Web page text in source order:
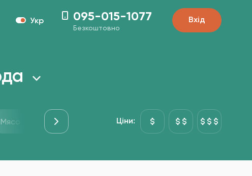
Укр 095-015-1077
Безкоштовно
Вхід
Мясо Основні страви Риба&Море Гарніри
Ціни: